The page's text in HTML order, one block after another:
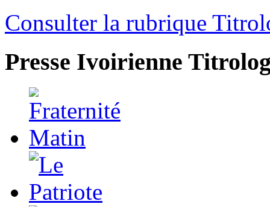
Consulter la rubrique
Presse Ivoirienne